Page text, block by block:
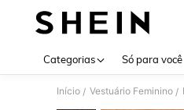
Categorias Só para você
Início / Vestuário Feminino /